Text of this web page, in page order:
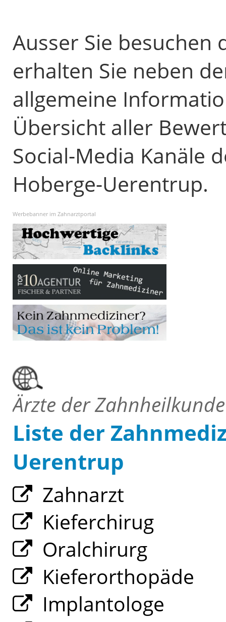
Ausser Sie besuchen
erhalten Sie neben
allgemeine
Übersicht aller
Social-Media Kanäle
Hoberge-Uerentrup.
Werbebanner im Zahnarztportal
Ärzte der Zahnheilkunde
Liste der
Uerentrup
Zahnarzt
Kieferchirug
Oralchirurg
Kieferorthopäde
Implantologe